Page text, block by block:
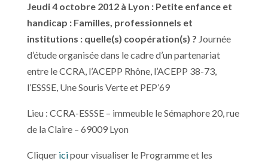
Jeudi 4 octobre 2012 à Lyon : Petite enfance et
handicap : Familles, professionnels et
institutions : quelle(s) coopération(s) ? Journée
d’étude organisée dans le cadre d’un partenariat
entre le CCRA, l’ACEPP Rhône, l’ACEPP 38-73,
l’ESSSE, Une Souris Verte et PEP’69
Lieu : CCRA-ESSSE – immeuble le Sémaphore 20, rue
de la Claire – 69009 Lyon
Cliquer icipour visualiser le Programme et les